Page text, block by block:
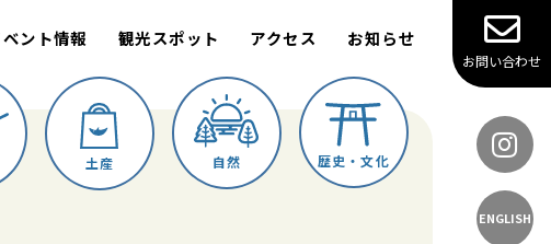
ント情報 観光スポット アクセス お知らせ
お問い合わせ
ENGLISH
土産 自然 歴史・文化